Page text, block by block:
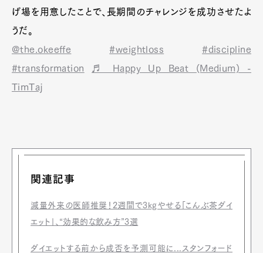
げ場を用意したことで、長期間のチャレンジを成功させたよ
うだ。
@the.okeeffe
#weightloss
#discipline
#transformation
♬ Happy Up Beat (Medium) -
TimTaj
関連記事
減量外来の医師推奨！2週間で3kgやせる「こんぶ茶ダイ
エット」、“効果的な飲み方”3選
ダイエットする前から成否を予測可能に...スタンフォード